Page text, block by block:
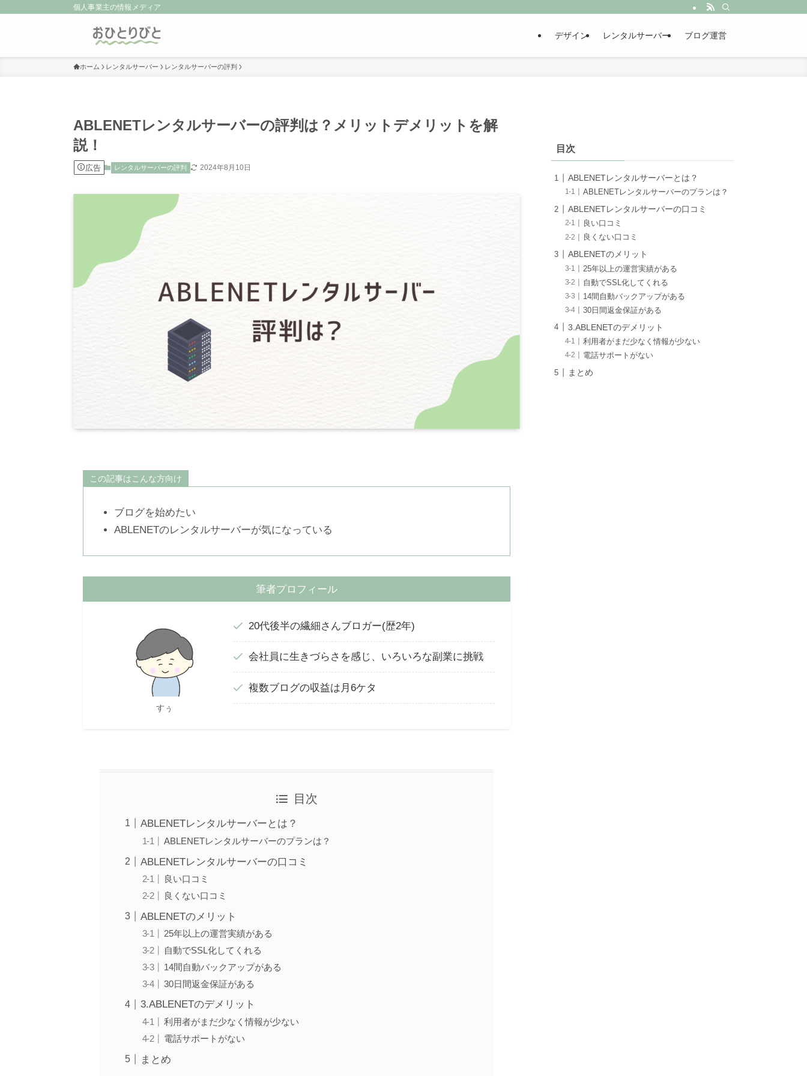
個人事業主の情報メディア
デザイン レンタルサーバー ブログ運営
ホーム レンタルサーバー レンタルサーバーの評判
ABLENETレンタルサーバーの評判は？メリットデメリットを解
説！
広告 レンタルサーバーの評判 2024年8月10日
この記事はこんな方向け
ブログを始めたい
ABLENETのレンタルサーバーが気になっている
筆者プロフィール
すぅ
20代後半の繊細さんブロガー(歴2年)
会社員に生きづらさを感じ、いろいろな副業に挑戦
複数ブログの収益は月6ケタ
目次
ABLENETレンタルサーバーとは？
ABLENETレンタルサーバーのプランは？
ABLENETレンタルサーバーの口コミ
良い口コミ
良くない口コミ
ABLENETのメリット
25年以上の運営実績がある
自動でSSL化してくれる
14間自動バックアップがある
30日間返金保証がある
3.ABLENETのデメリット
利用者がまだ少なく情報が少ない
電話サポートがない
まとめ
目次
ABLENETレンタルサーバーとは？
ABLENETレンタルサーバーのプランは？
ABLENETレンタルサーバーの口コミ
良い口コミ
良くない口コミ
ABLENETのメリット
25年以上の運営実績がある
自動でSSL化してくれる
14間自動バックアップがある
30日間返金保証がある
3.ABLENETのデメリット
利用者がまだ少なく情報が少ない
電話サポートがない
まとめ